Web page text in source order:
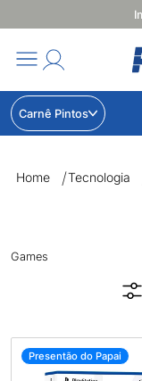
Carnê Pintos
Home
Tecnologia
Games
Presentão do Papai